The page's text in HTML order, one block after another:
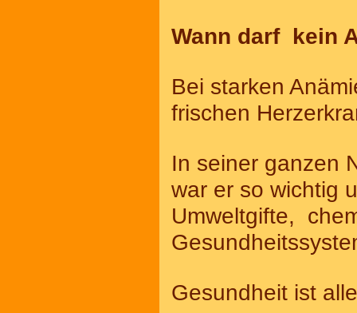
Wann darf kein
Bei starken
frischen
In seiner ganzen
war er so wichtig
Umweltgifte,
Gesundheit ist